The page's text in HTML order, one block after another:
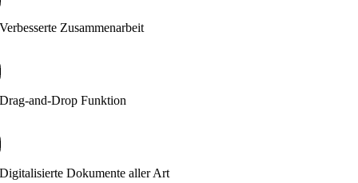
Verbesserte Zusammenarbeit
Drag-and-Drop Funktion
Digitalisierte Dokumente aller Art